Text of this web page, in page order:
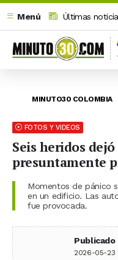
Menú
Últimas
MINUTO30 COLOMBIA
FOTOS Y VIDEOS
Seis heridos
presuntamente
Momentos de pánico
en un edificio. Las
fue provocada.
Publicado
2026-05-23 |